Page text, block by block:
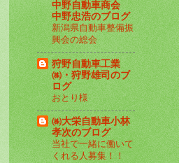
中野自動車商会
中野忠浩のブログ
新潟県自動車整備振
興会の総会
狩野自動車工業
㈱・狩野雄司のブ
ログ
おとり様
㈱大栄自動車小林
孝次のブログ
当社で一緒に働いて
くれる人募集！！